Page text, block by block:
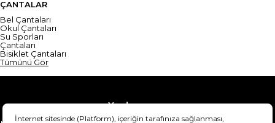
ÇANTALAR
Bel Çantaları
Okul Çantaları
Su Sporları
Çantaları
Bisiklet Çantaları
Tümünü Gör
Yardım